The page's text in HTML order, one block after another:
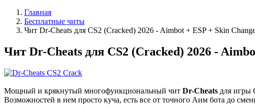
Главная
Бесплатные читы
Чит Dr-Cheats для CS2 (Cracked) 2026 - Aimbot + ESP + Skin
Чит Dr-Cheats для CS2 (Cracked) 2026 -
Мощный и крякнутый многофункциональный чит Dr-Cheats для игры
Возможностей в нем просто куча, есть все от точного Аим бота до